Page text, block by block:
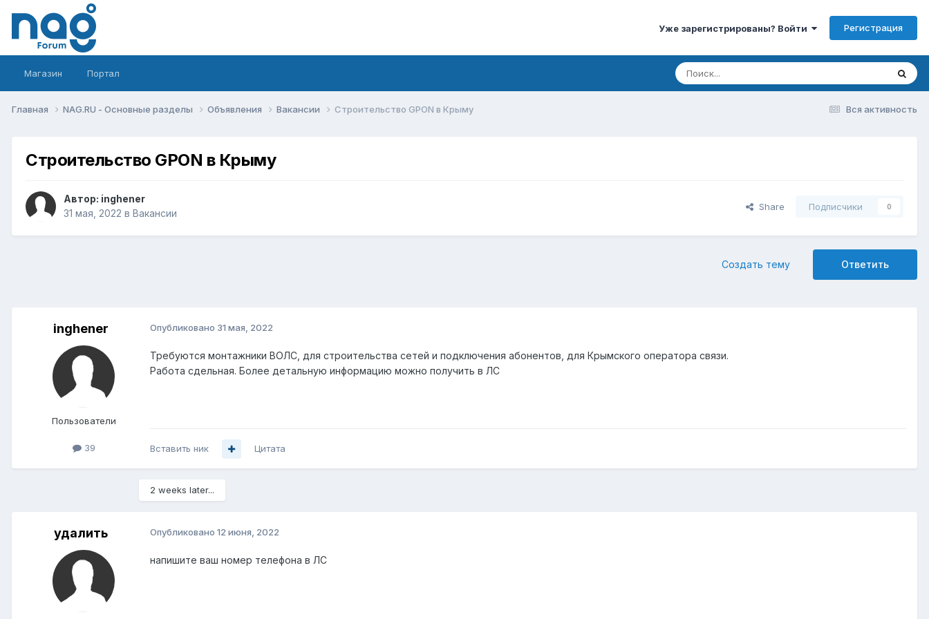
Уже зарегистрированы? Войти Регистрация
Магазин Портал
Вся активность
Главная NAG.RU - Основные разделы Объявления Вакансии Строительство GPON в Крыму
Строительство GPON в Крыму
Автор: inghener
31 мая, 2022 в Вакансии
Share Подписчики 0
Ответить
Создать тему
inghener
Пользователи
39
Опубликовано 31 мая, 2022
Требуются монтажники ВОЛС, для строительства сетей и подключения абонентов, для Крымского оператора связи.
Работа сдельная. Более детальную информацию можно получить в ЛС
Вставить ник Цитата
2 weeks later...
удалить Опубликовано 12 июня, 2022
напишите ваш номер телефона в ЛС